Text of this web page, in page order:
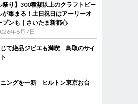
祭り】300種類以上のクラフトビー
が集まる！土日祝日はアーリーオ
プンも｜さいたま新都心
年8月7日
じて絶品ジビエも満喫 鳥取のサイ
ングを一新 ヒルトン東京お台